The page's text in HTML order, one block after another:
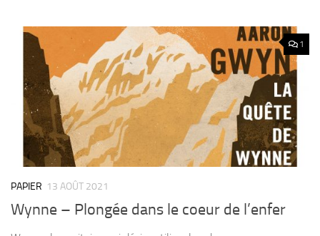
1
PAPIER 13 AOÛT 2021
Wynne – Plongée dans le coeur de l’enfer